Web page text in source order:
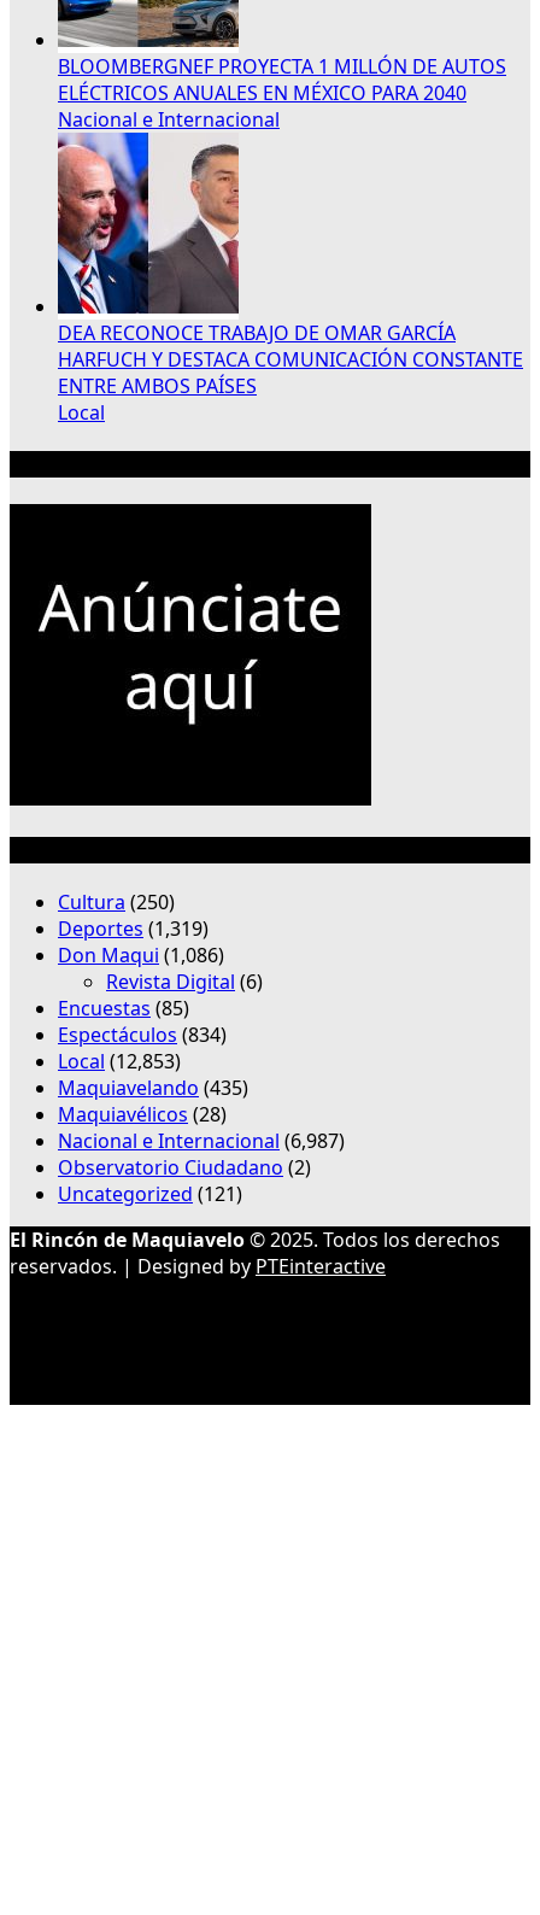
BLOOMBERGNEF PROYECTA 1 MILLÓN DE AUTOS
ELÉCTRICOS ANUALES EN MÉXICO PARA 2040
Nacional e Internacional
DEA RECONOCE TRABAJO DE OMAR GARCÍA
HARFUCH Y DESTACA COMUNICACIÓN CONSTANTE
ENTRE AMBOS PAÍSES
Local
Cultura (250)
Deportes (1,319)
Don Maqui (1,086)
Revista Digital (6)
Encuestas (85)
Espectáculos (834)
Local (12,853)
Maquiavelando (435)
Maquiavélicos (28)
Nacional e Internacional (6,987)
Observatorio Ciudadano (2)
Uncategorized (121)
El Rincón de Maquiavelo© 2025. Todos los derechos
reservados. | Designed by PTEinteractive